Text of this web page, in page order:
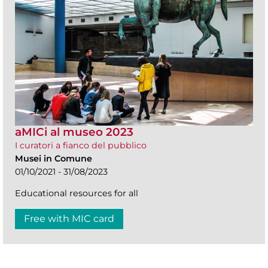
aMICi al museo 2023
I curatori a fianco del pubblico
Musei in Comune
01/10/2021 - 31/08/2023
Educational resources for all
Free with MIC card